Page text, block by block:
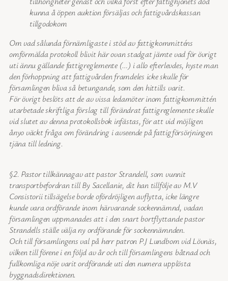
kunna å öppen auktion försäljas och fattigvårdskassan
tillgodokom
Om vad sålunda förnämligaste i stöd av fattigkommitténs
omförmälda protokoll blivit här ovan stadgat jämte vad för övrigt
uti ännu gällande fattigreglemente (…) i allo efterlevdes, hyste man
den förhoppning att fattigvården framdeles icke skulle för
församlingen bliva så betungande, som den hittills varit.
För övrigt beslöts att de av vissa ledamöter inom fattigkommittén
utarbetade skriftliga förslag till förändrat fattigreglemente skulle
vid slutet av denna protokollsbok infästas, för att vid möjligen
ånyo väckt fråga om förändring i avseende på fattigförsörjningen
tjäna till ledning.
§2. Pastor tillkännagav att pastor Strandell, som vunnit
transportbefordran till By Sacellanie, dit han tillfölje av M.V
Consistorii tillsägelse borde ofördröjligen avflytta, icke längre
kunde vara ordförande inom härvarande sockennämnd, vadan
församlingen uppmanades att i den snart bortflyttande pastor
Strandells ställe välja ny ordförande för sockennämnden.
Och till församlingens val på herr patron P.J Lundbom vid Lövnäs,
vilken till förene i en följd av år och till församlingens båtnad och
fullkomliga nöje varit ordförande uti den numera upplösta
byggnadsdirektionen.